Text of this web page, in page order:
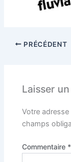
PRÉCÉDENT
Laisser
Votre
champs
Commentaire *